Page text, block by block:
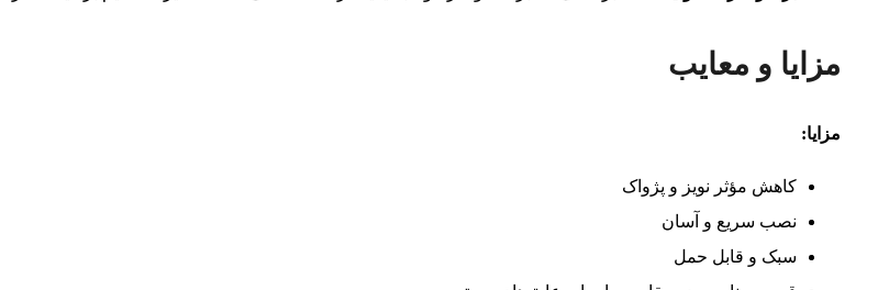
مزایا و معایب
مزایا:
کاهش مؤثر نویز و پژواک
نصب سریع و آسان
سبک و قابل حمل